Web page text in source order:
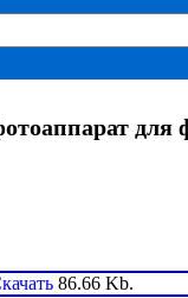
для
86.66 Kb.